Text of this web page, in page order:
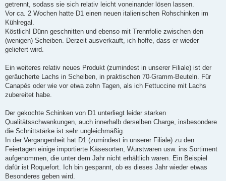
getrennt, sodass sie sich relativ leicht voneinander lösen lassen.
Vor ca. 2 Wochen hatte D1 einen neuen italienischen Rohschinken im
Kühlregal.
Köstlich! Dünn geschnitten und ebenso mit Trennfolie zwischen den
(wenigen) Scheiben. Derzeit ausverkauft, ich hoffe, dass er wieder
geliefert wird.
Ein weiteres relativ neues Produkt (zumindest in unserer Filiale) ist der
geräucherte Lachs in Scheiben, in praktischen 70-Gramm-Beuteln. Für
Canapés oder wie vor etwa zehn Tagen, als ich Fettuccine mit Lachs
zubereitet habe.
Der gekochte Schinken von D1 unterliegt leider starken
Qualitätsschwankungen, auch innerhalb derselben Charge, insbesondere
die Schnittstärke ist sehr ungleichmäßig.
In der Vergangenheit hat D1 (zumindest in unserer Filiale) zu den
Feiertagen einige importierte Käsesorten, Wurstwaren usw. ins Sortiment
aufgenommen, die unter dem Jahr nicht erhältlich waren. Ein Beispiel
dafür ist Roquefort. Ich bin gespannt, ob es dieses Jahr wieder etwas
Besonderes geben wird.